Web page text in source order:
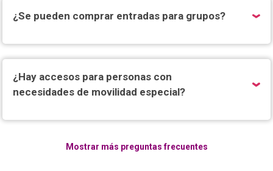
¿Se pueden comprar entradas para grupos?
¿Hay accesos para personas con
necesidades de movilidad especial?
Mostrar más preguntas frecuentes